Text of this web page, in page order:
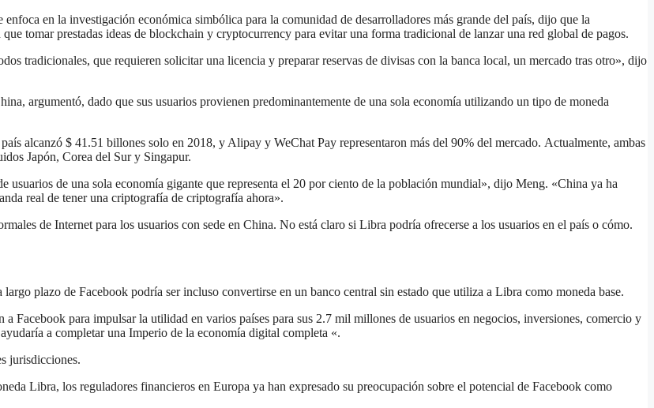
en la investigación económica simbólica para la comunidad de desarrolladores más grande del país, dijo que la
tomar prestadas ideas de blockchain y cryptocurrency para evitar una forma tradicional de lanzar una red global de pagos.
tradicionales, que requieren solicitar una licencia y preparar reservas de divisas con la banca local, un mercado tras otro», dijo
argumentó, dado que sus usuarios provienen predominantemente de una sola economía utilizando un tipo de moneda
alcanzó $ 41.51 billones solo en 2018, y Alipay y WeChat Pay representaron más del 90% del mercado. Actualmente, ambas
Japón, Corea del Sur y Singapur.
de una sola economía gigante que representa el 20 por ciento de la población mundial», dijo Meng. «China ya ha
real de tener una criptografía de criptografía ahora».
de Internet para los usuarios con sede en China. No está claro si Libra podría ofrecerse a los usuarios en el país o cómo.
plazo de Facebook podría ser incluso convertirse en un banco central sin estado que utiliza a Libra como moneda base.
Facebook para impulsar la utilidad en varios países para sus 2.7 mil millones de usuarios en negocios, inversiones, comercio y
a completar una Imperio de la economía digital completa «.
jurisdicciones.
Libra, los reguladores financieros en Europa ya han expresado su preocupación sobre el potencial de Facebook como